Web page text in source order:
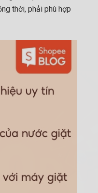
thời, phải phù hợp